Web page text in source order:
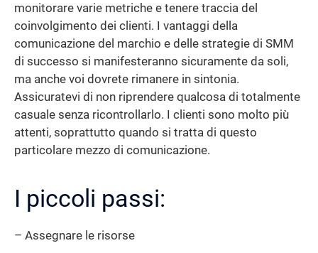
monitorare varie metriche e tenere traccia del
coinvolgimento dei clienti. I vantaggi della
comunicazione del marchio e delle strategie di SMM
di successo si manifesteranno sicuramente da soli,
ma anche voi dovrete rimanere in sintonia.
Assicuratevi di non riprendere qualcosa di totalmente
casuale senza ricontrollarlo. I clienti sono molto più
attenti, soprattutto quando si tratta di questo
particolare mezzo di comunicazione.
I piccoli passi:
– Assegnare le risorse